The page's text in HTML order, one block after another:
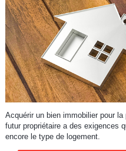
Acquérir un bien immobilier pour
futur propriétaire a des exigences
encore le type de logement.